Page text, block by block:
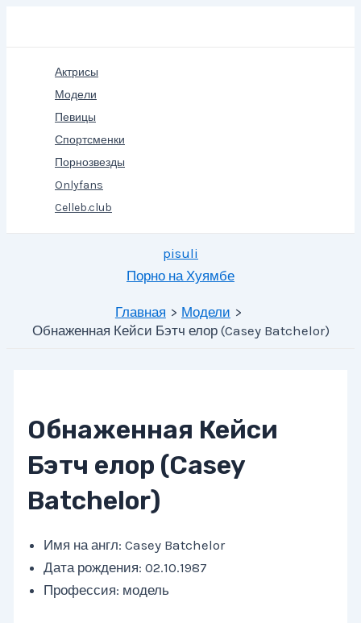
Актрисы
Модели
Певицы
Спортсменки
Порнозвезды
Onlyfans
Celleb.club
pisuli
Порно на Хуямбе
Главная
Модели
Обнаженная Кейси Бэтч елор (Casey Batchelor)
Обнаженная Кейси
Бэтч елор (Casey
Batchelor)
Имя на англ: Casey Batchelor
Дата рождения: 02.10.1987
Профессия: модель